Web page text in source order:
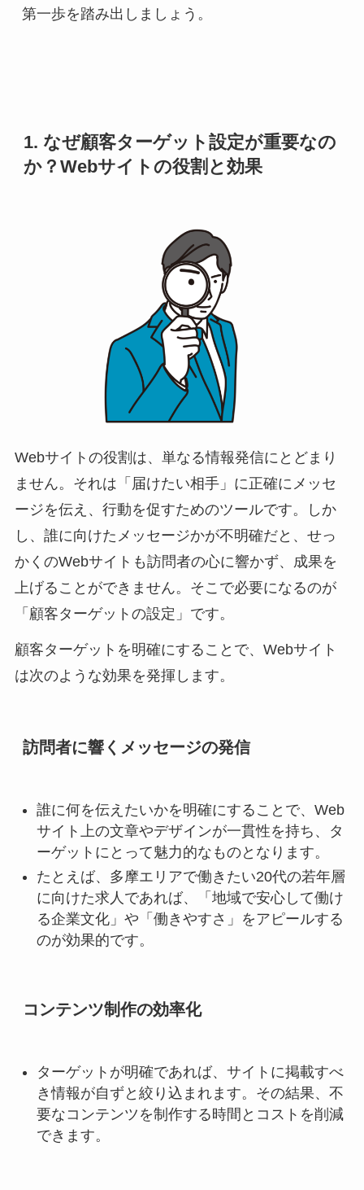
第一歩を踏み出しましょう。
1. なぜ顧客ターゲット設定が重要なの
か？Webサイトの役割と効果
Webサイトの役割は、単なる情報発信にとどまり
ません。それは「届けたい相手」に正確にメッセ
ージを伝え、行動を促すためのツールです。しか
し、誰に向けたメッセージかが不明確だと、せっ
かくのWebサイトも訪問者の心に響かず、成果を
上げることができません。そこで必要になるのが
「顧客ターゲットの設定」です。
顧客ターゲットを明確にすることで、Webサイト
は次のような効果を発揮します。
訪問者に響くメッセージの発信
誰に何を伝えたいかを明確にすることで、Web
サイト上の文章やデザインが一貫性を持ち、タ
ーゲットにとって魅力的なものとなります。
たとえば、多摩エリアで働きたい20代の若年層
に向けた求人であれば、「地域で安心して働け
る企業文化」や「働きやすさ」をアピールする
のが効果的です。
コンテンツ制作の効率化
ターゲットが明確であれば、サイトに掲載すべ
き情報が自ずと絞り込まれます。その結果、不
要なコンテンツを制作する時間とコストを削減
できます。